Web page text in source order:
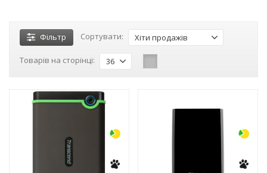
Фільтр Сортувати: Хіти продажів
Товарів на сторінці: 36